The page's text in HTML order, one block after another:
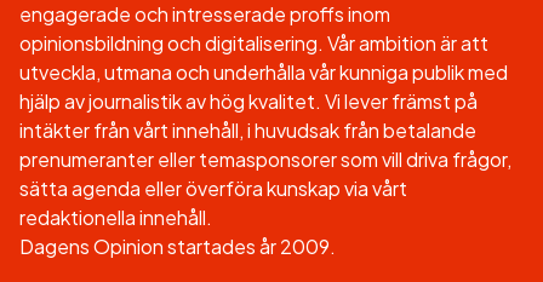
engagerade och intresserade proffs inom
opinionsbildning och digitalisering. Vår ambition är att
utveckla, utmana och underhålla vår kunniga publik med
hjälp av journalistik av hög kvalitet. Vi lever främst på
intäkter från vårt innehåll, i huvudsak från betalande
prenumeranter eller temasponsorer som vill driva frågor,
sätta agenda eller överföra kunskap via vårt
redaktionella innehåll.
Dagens Opinion startades år 2009.